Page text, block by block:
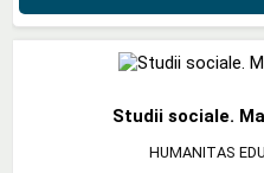
Studii sociale.
HUMANITAS